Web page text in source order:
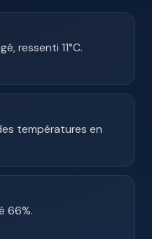
ressenti 11°C.
températures en
66%.